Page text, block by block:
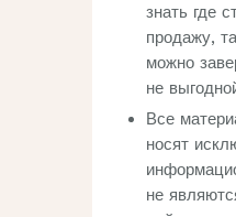
знать где
продажу,
можно
не
Все
носят
не